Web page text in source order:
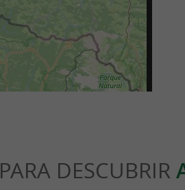
PARA DESCUBRIR